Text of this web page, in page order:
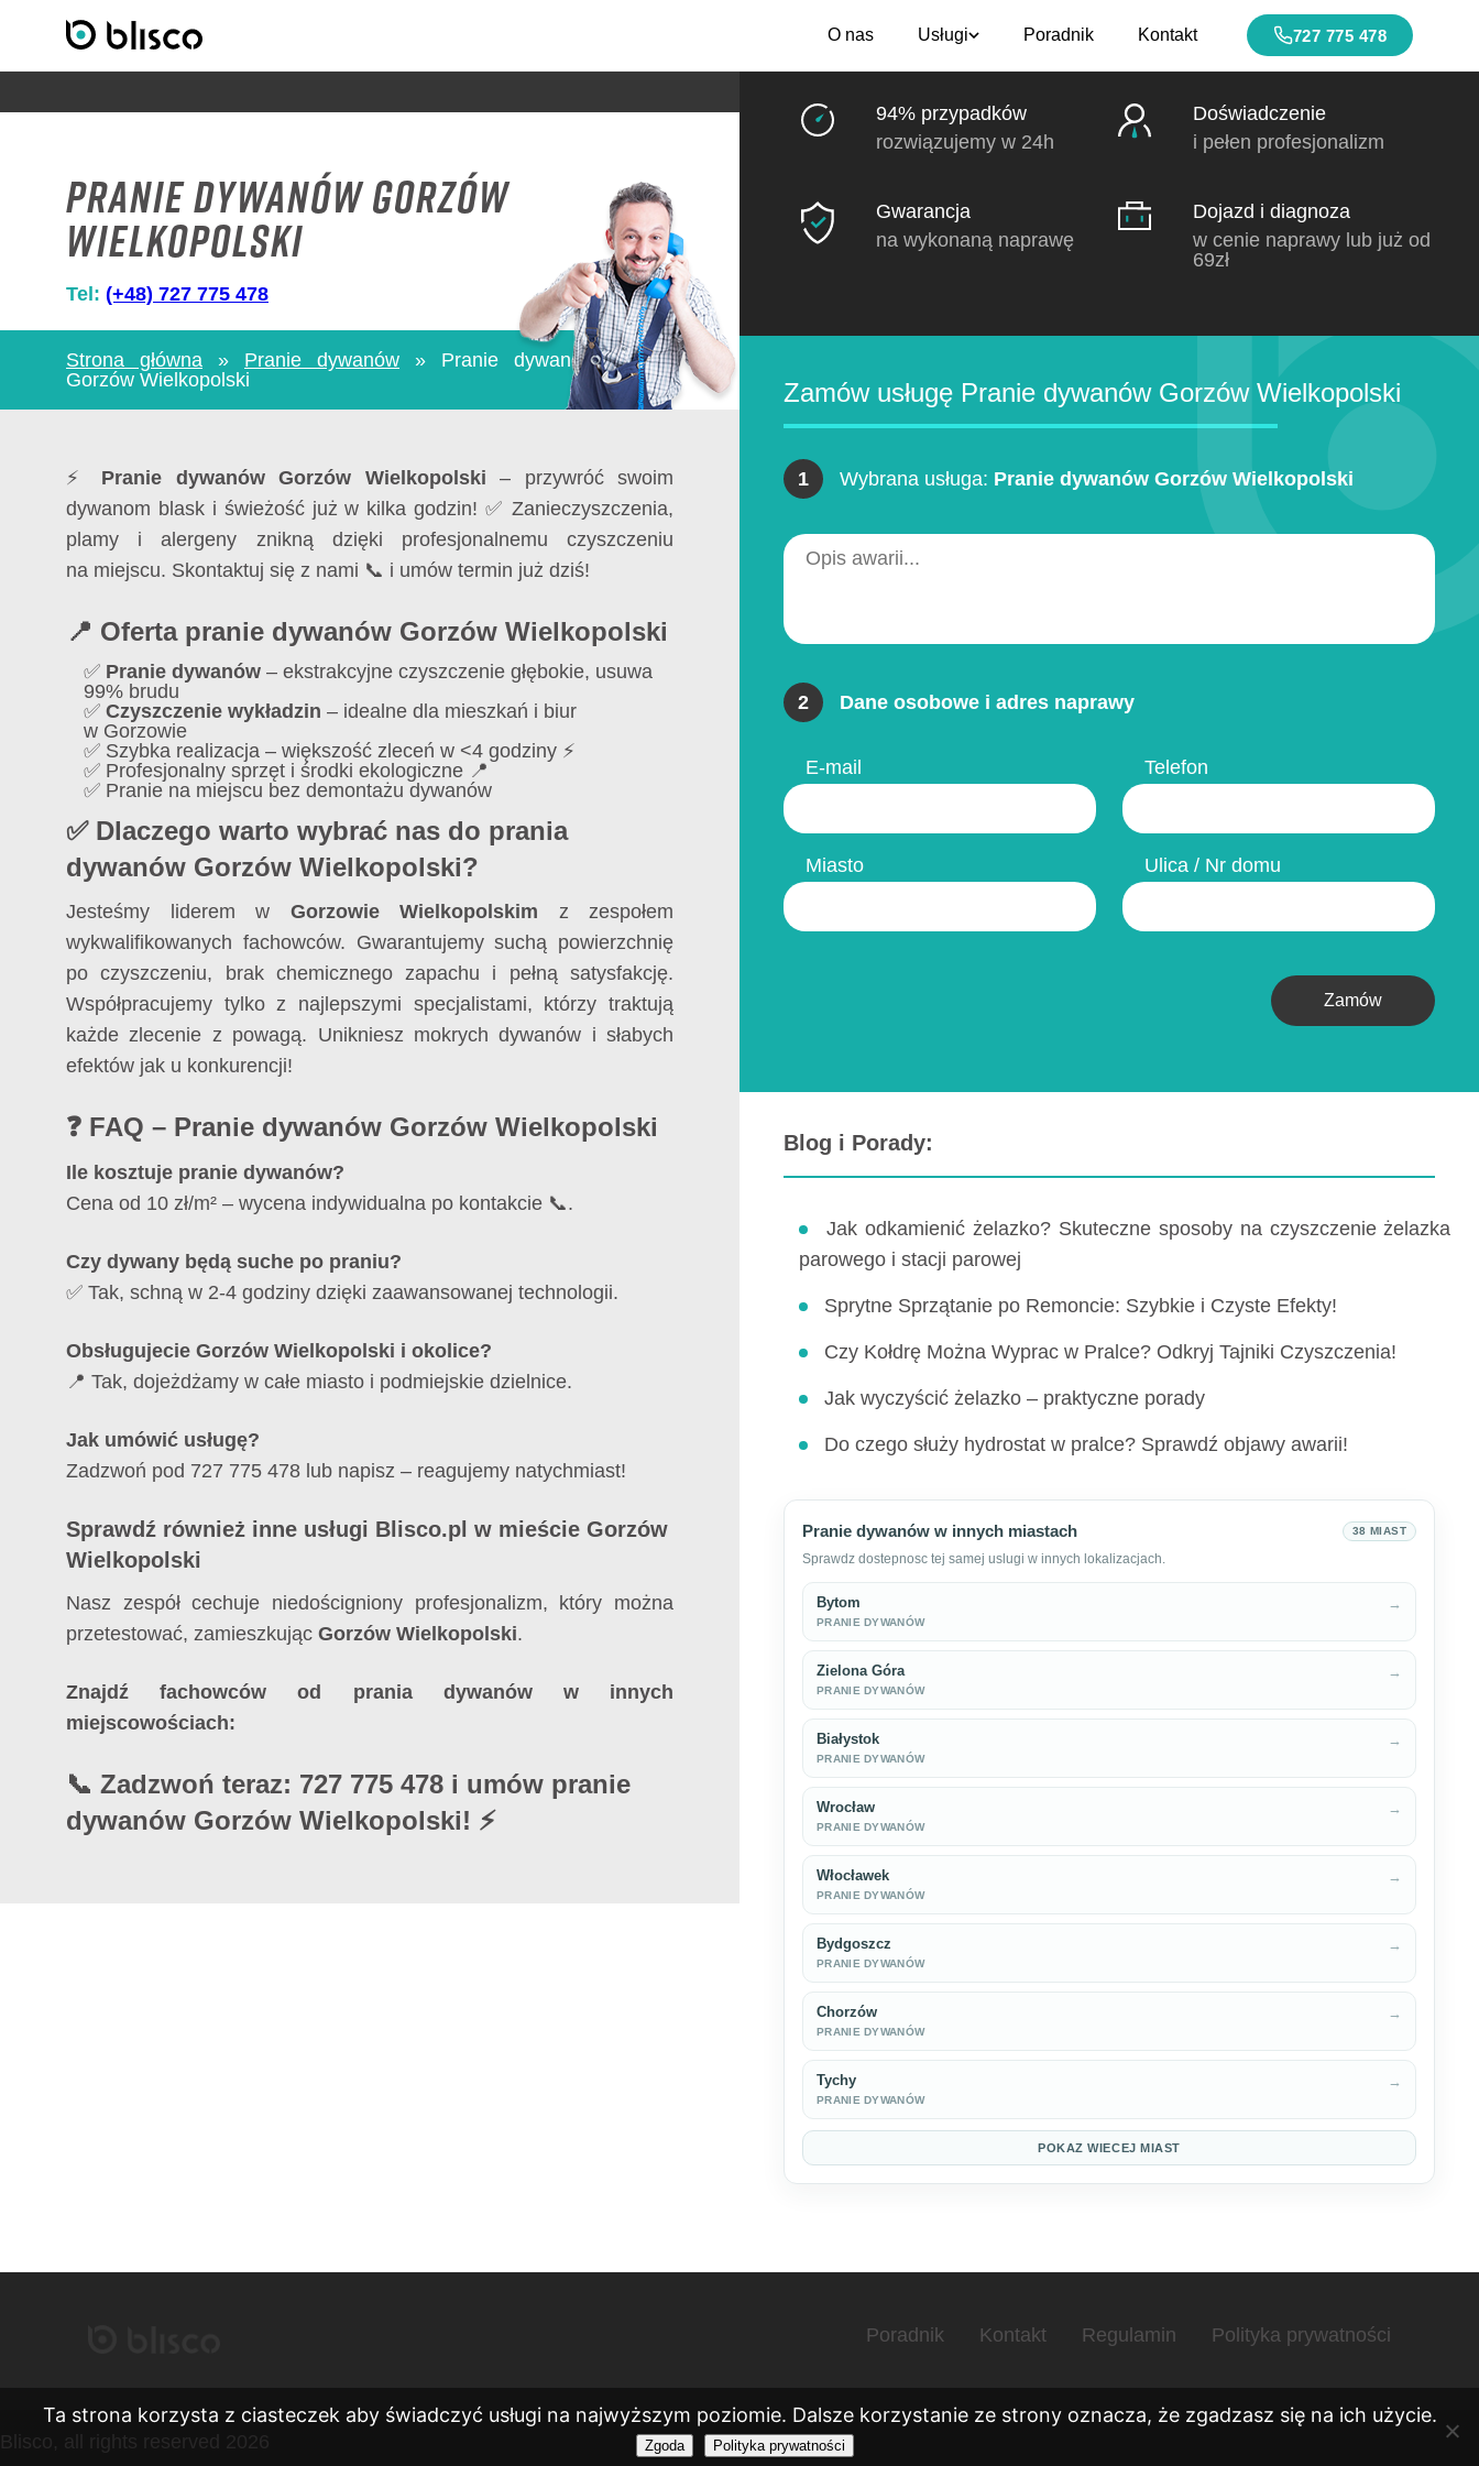
O nas Usługi Poradnik Kontakt 727 775 478
Pranie dywanów Gorzów
Wielkopolski
Tel: (+48) 727 775 478
Strona główna » Pranie dywanów » Pranie dywanów
Gorzów Wielkopolski
⚡ Pranie dywanów Gorzów Wielkopolski – przywróć swoim
dywanom blask i świeżość już w kilka godzin! ✅ Zanieczyszczenia,
plamy i alergeny znikną dzięki profesjonalnemu czyszczeniu
na miejscu. Skontaktuj się z nami 📞 i umów termin już dziś!
📍 Oferta pranie dywanów Gorzów Wielkopolski
✅ Pranie dywanów – ekstrakcyjne czyszczenie głębokie, usuwa
99% brudu
✅ Czyszczenie wykładzin – idealne dla mieszkań i biur
w Gorzowie
✅ Szybka realizacja – większość zleceń w <4 godziny ⚡
✅ Profesjonalny sprzęt i środki ekologiczne 📍
✅ Pranie na miejscu bez demontażu dywanów
✅ Dlaczego warto wybrać nas do prania
dywanów Gorzów Wielkopolski?
Jesteśmy liderem w Gorzowie Wielkopolskim z zespołem
wykwalifikowanych fachowców. Gwarantujemy suchą powierzchnię
po czyszczeniu, brak chemicznego zapachu i pełną satysfakcję.
Współpracujemy tylko z najlepszymi specjalistami, którzy traktują
każde zlecenie z powagą. Unikniesz mokrych dywanów i słabych
efektów jak u konkurencji!
❓ FAQ – Pranie dywanów Gorzów Wielkopolski
Ile kosztuje pranie dywanów?
Cena od 10 zł/m² – wycena indywidualna po kontakcie 📞.
Czy dywany będą suche po praniu?
✅ Tak, schną w 2-4 godziny dzięki zaawansowanej technologii.
Obsługujecie Gorzów Wielkopolski i okolice?
📍 Tak, dojeżdżamy w całe miasto i podmiejskie dzielnice.
Jak umówić usługę?
Zadzwoń pod 727 775 478 lub napisz – reagujemy natychmiast!
Sprawdź również inne usługi Blisco.pl w mieście Gorzów
Wielkopolski
Nasz zespół cechuje niedościgniony profesjonalizm, który można
przetestować, zamieszkując Gorzów Wielkopolski.
Znajdź fachowców od prania dywanów w innych
miejscowościach:
📞 Zadzwoń teraz: 727 775 478 i umów pranie
dywanów Gorzów Wielkopolski! ⚡
94% przypadków
rozwiązujemy w 24h
Doświadczenie
i pełen profesjonalizm
Gwarancja
na wykonaną naprawę
Dojazd i diagnoza
w cenie naprawy lub już od
69zł
Zamów usługę Pranie dywanów Gorzów Wielkopolski
1 Wybrana usługa: Pranie dywanów Gorzów Wielkopolski
2 Dane osobowe i adres naprawy
E-mail Telefon
Miasto Ulica / Nr domu
Zamów
Blog i Porady:
Jak odkamienić żelazko? Skuteczne sposoby na czyszczenie żelazka
parowego i stacji parowej
Sprytne Sprzątanie po Remoncie: Szybkie i Czyste Efekty!
Czy Kołdrę Można Wyprac w Pralce? Odkryj Tajniki Czyszczenia!
Jak wyczyścić żelazko – praktyczne porady
Do czego służy hydrostat w pralce? Sprawdź objawy awarii!
Pranie dywanów w innych miastach 38 MIAST
Sprawdz dostepnosc tej samej uslugi w innych lokalizacjach.
Bytom
PRANIE DYWANÓW
→
Zielona Góra
PRANIE DYWANÓW
→
Białystok
PRANIE DYWANÓW
→
Wrocław
PRANIE DYWANÓW
→
Włocławek
PRANIE DYWANÓW
→
Bydgoszcz
PRANIE DYWANÓW
→
Chorzów
PRANIE DYWANÓW
→
Tychy
PRANIE DYWANÓW
→
POKAZ WIECEJ MIAST
Poradnik Kontakt Regulamin Polityka prywatności
Blisco, all rights reserved 2026
Ta strona korzysta z ciasteczek aby świadczyć usługi na najwyższym poziomie. Dalsze korzystanie ze strony oznacza, że zgadzasz się na ich użycie.
Zgoda Polityka prywatności